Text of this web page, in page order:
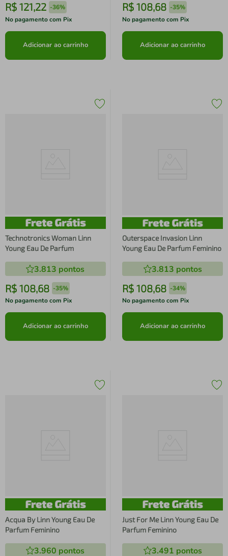
R$ 121,22 -36%
No pagamento com Pix
Adicionar ao carrinho
R$ 108,68 -35%
No pagamento com Pix
Adicionar ao carrinho
Technotronics Woman Linn
Young Eau De Parfum
3.813 pontos
R$ 108,68 -35%
No pagamento com Pix
Adicionar ao carrinho
Outerspace Invasion Linn
Young Eau De Parfum Feminino
3.813 pontos
R$ 108,68 -34%
No pagamento com Pix
Adicionar ao carrinho
Acqua By Linn Young Eau De
Parfum Feminino
3.960 pontos
Just For Me Linn Young Eau De
Parfum Feminino
3.491 pontos